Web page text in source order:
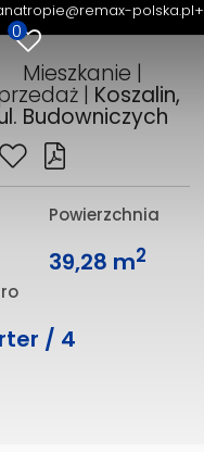
natropie@remax-polska.pl
0
Mieszkanie |
| Koszalin,
Budowniczych
Powierzchnia
39,28 m2
/ 4